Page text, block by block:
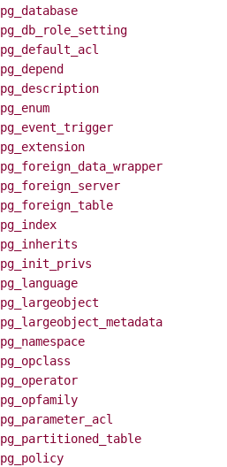
pg_database
pg_db_role_setting
pg_default_acl
pg_depend
pg_description
pg_enum
pg_event_trigger
pg_extension
pg_foreign_data_wrapper
pg_foreign_server
pg_foreign_table
pg_index
pg_inherits
pg_init_privs
pg_language
pg_largeobject
pg_largeobject_metadata
pg_namespace
pg_opclass
pg_operator
pg_opfamily
pg_parameter_acl
pg_partitioned_table
pg_policy